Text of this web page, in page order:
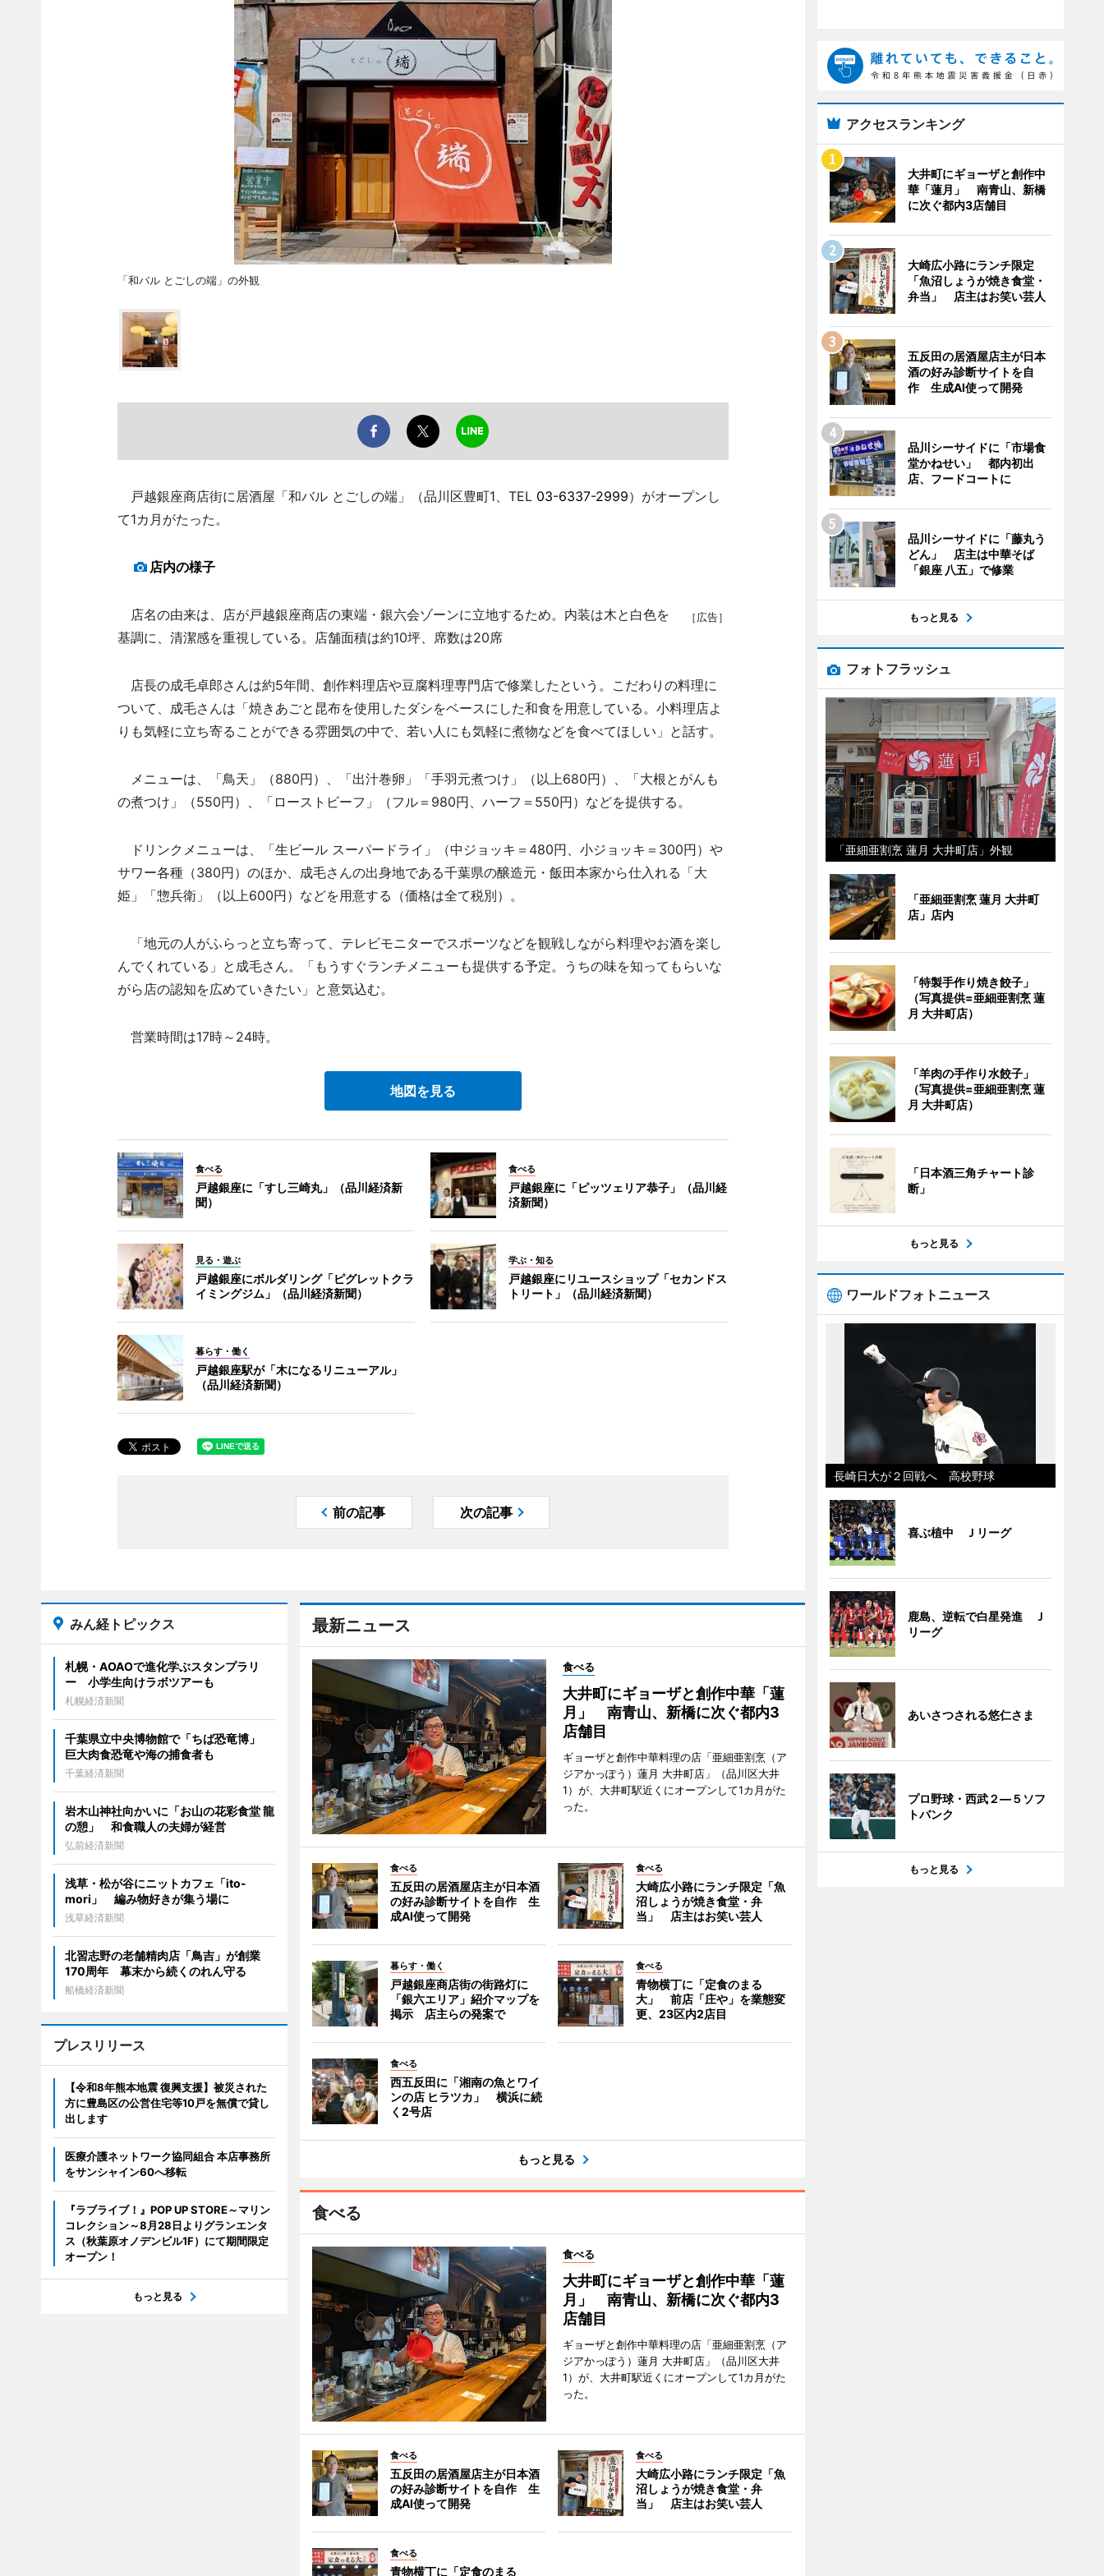
「和バル とごしの端」の外観
戸越銀座商店街に居酒屋「和バル とごしの端」（品川区豊町1、TEL 03-6337-2999）がオープンし
て1カ月がたった。
店内の様子
［広告］
店名の由来は、店が戸越銀座商店の東端・銀六会ゾーンに立地するため。内装は木と白色を
基調に、清潔感を重視している。店舗面積は約10坪、席数は20席
店長の成毛卓郎さんは約5年間、創作料理店や豆腐料理専門店で修業したという。こだわりの料理に
ついて、成毛さんは「焼きあごと昆布を使用したダシをベースにした和食を用意している。小料理店よ
りも気軽に立ち寄ることができる雰囲気の中で、若い人にも気軽に煮物などを食べてほしい」と話す。
メニューは、「鳥天」（880円）、「出汁巻卵」「手羽元煮つけ」（以上680円）、「大根とがんも
の煮つけ」（550円）、「ローストビーフ」（フル＝980円、ハーフ＝550円）などを提供する。
ドリンクメニューは、「生ビール スーパードライ」（中ジョッキ＝480円、小ジョッキ＝300円）や
サワー各種（380円）のほか、成毛さんの出身地である千葉県の醸造元・飯田本家から仕入れる「大
姫」「惣兵衛」（以上600円）などを用意する（価格は全て税別）。
「地元の人がふらっと立ち寄って、テレビモニターでスポーツなどを観戦しながら料理やお酒を楽し
んでくれている」と成毛さん。「もうすぐランチメニューも提供する予定。うちの味を知ってもらいな
がら店の認知を広めていきたい」と意気込む。
営業時間は17時～24時。
地図を見る
食べる
戸越銀座に「すし三崎丸」（品川経済新
聞）
食べる
戸越銀座に「ピッツェリア恭子」（品川経
済新聞）
見る・遊ぶ
戸越銀座にボルダリング「ピグレットクラ
イミングジム」（品川経済新聞）
学ぶ・知る
戸越銀座にリユースショップ「セカンドス
トリート」（品川経済新聞）
暮らす・働く
戸越銀座駅が「木になるリニューアル」
（品川経済新聞）
前の記事 次の記事
最新ニュース
食べる
大井町にギョーザと創作中華「蓮
月」 南青山、新橋に次ぐ都内3
店舗目
ギョーザと創作中華料理の店「亜細亜割烹（ア
ジアかっぽう）蓮月 大井町店」（品川区大井
1）が、大井町駅近くにオープンして1カ月がた
った。
食べる
五反田の居酒屋店主が日本酒
の好み診断サイトを自作 生
成AI使って開発
食べる
大崎広小路にランチ限定「魚
沼しょうが焼き食堂・弁
当」 店主はお笑い芸人
暮らす・働く
戸越銀座商店街の街路灯に
「銀六エリア」紹介マップを
掲示 店主らの発案で
食べる
青物横丁に「定食のまる
大」 前店「庄や」を業態変
更、23区内2店目
食べる
西五反田に「湘南の魚とワイ
ンの店 ヒラツカ」 横浜に続
く2号店
もっと見る
食べる
食べる
大井町にギョーザと創作中華「蓮
月」 南青山、新橋に次ぐ都内3
店舗目
ギョーザと創作中華料理の店「亜細亜割烹（ア
ジアかっぽう）蓮月 大井町店」（品川区大井
1）が、大井町駅近くにオープンして1カ月がた
った。
食べる
五反田の居酒屋店主が日本酒
の好み診断サイトを自作 生
成AI使って開発
食べる
大崎広小路にランチ限定「魚
沼しょうが焼き食堂・弁
当」 店主はお笑い芸人
食べる
青物横丁に「定食のまる
みん経トピックス
札幌・AOAOで進化学ぶスタンプラリ
ー 小学生向けラボツアーも
札幌経済新聞
千葉県立中央博物館で「ちば恐竜博」
巨大肉食恐竜や海の捕食者も
千葉経済新聞
岩木山神社向かいに「お山の花彩食堂 龍
の憩」 和食職人の夫婦が経営
弘前経済新聞
浅草・松が谷にニットカフェ「ito-
mori」 編み物好きが集う場に
浅草経済新聞
北習志野の老舗精肉店「鳥吉」が創業
170周年 幕末から続くのれん守る
船橋経済新聞
プレスリリース
【令和8年熊本地震 復興支援】被災された
方に豊島区の公営住宅等10戸を無償で貸し
出します
医療介護ネットワーク協同組合 本店事務所
をサンシャイン60へ移転
『ラブライブ！』POP UP STORE～マリン
コレクション～8月28日よりグランエンタ
ス（秋葉原オノデンビル1F）にて期間限定
オープン！
もっと見る
アクセスランキング
大井町にギョーザと創作中
華「蓮月」 南青山、新橋
に次ぐ都内3店舗目
大崎広小路にランチ限定
「魚沼しょうが焼き食堂・
弁当」 店主はお笑い芸人
五反田の居酒屋店主が日本
酒の好み診断サイトを自
作 生成AI使って開発
品川シーサイドに「市場食
堂かねせい」 都内初出
店、フードコートに
品川シーサイドに「藤丸う
どん」 店主は中華そば
「銀座 八五」で修業
もっと見る
フォトフラッシュ
「亜細亜割烹 蓮月 大井町店」外観
「亜細亜割烹 蓮月 大井町
店」店内
「特製手作り焼き餃子」
（写真提供=亜細亜割烹 蓮
月 大井町店）
「羊肉の手作り水餃子」
（写真提供=亜細亜割烹 蓮
月 大井町店）
「日本酒三角チャート診
断」
もっと見る
ワールドフォトニュース
長崎日大が２回戦へ 高校野球
喜ぶ植中 Ｊリーグ
鹿島、逆転で白星発進 Ｊ
リーグ
あいさつされる悠仁さま
プロ野球・西武２―５ソフ
トバンク
もっと見る